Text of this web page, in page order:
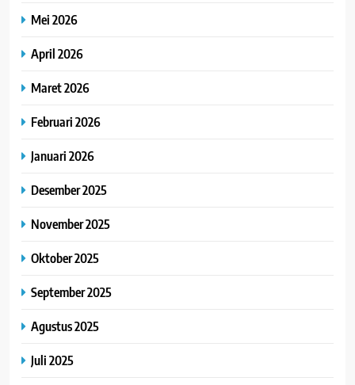
Mei 2026
April 2026
Maret 2026
Februari 2026
Januari 2026
Desember 2025
November 2025
Oktober 2025
September 2025
Agustus 2025
Juli 2025